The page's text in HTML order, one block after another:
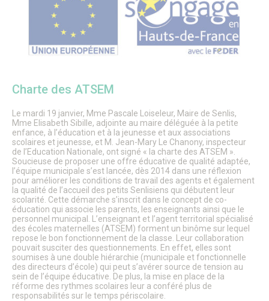
Pass’ famille
Associations culturelles
Équipements sportifs
Piscine municipale
Associations sportives
Le Sport des moins de 6 ans à Senlis
Récompenses sportives et trophées du club sportif de
l’année.
Pass’ famille
Actualités sportives
J.O. Paris 2024
Loisirs
Fête de la Saint Rieul
Senlis en Fête : La Magie de Noël envahit la Ville
Forum des Associations
Les Lézards d’été
Les Rendez-vous aux jardins
Fête de la science à Senlis
Foire médiévale de Senlis
Feu d’artifice
La Fête des Voisins
La Maison des Loisirs
Charte des ATSEM
Le mardi 19 janvier, Mme Pascale Loiseleur, Maire de Senlis,
Mme Elisabeth Sibille, adjointe au maire déléguée à la petite
enfance, à l’éducation et à la jeunesse et aux associations
scolaires et jeunesse, et M. Jean-Mary Le Chanony, inspecteur
de l’Education Nationale, ont signé « la charte des ATSEM ».
Soucieuse de proposer une offre éducative de qualité adaptée,
l’équipe municipale s’est lancée, dès 2014 dans une réflexion
pour améliorer les conditions de travail des agents et également
la qualité de l’accueil des petits Senlisiens qui débutent leur
scolarité. Cette démarche s’inscrit dans le concept de co-
éducation qui associe les parents, les enseignants ainsi que le
personnel municipal. L’enseignant et l’agent territorial spécialisé
des écoles maternelles (ATSEM) forment un binôme sur lequel
repose le bon fonctionnement de la classe. Leur collaboration
pouvait susciter des questionnements. En effet, elles sont
soumises à une double hiérarchie (municipale et fonctionnelle
des directeurs d’école) qui peut s’avérer source de tension au
sein de l’équipe éducative. De plus, la mise en place de la
réforme des rythmes scolaires leur a conféré plus de
responsabilités sur le temps périscolaire.